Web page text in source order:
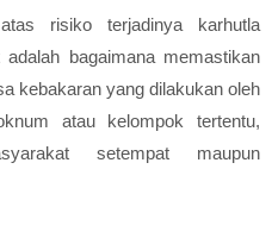
risiko terjadinya karhutla
bagaimana memastikan
kebakaran yang dilakukan oleh
atau kelompok tertentu,
setempat maupun